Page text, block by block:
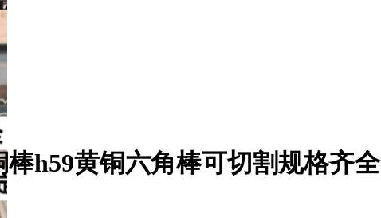
h59黄铜六角棒可切割规格齐全